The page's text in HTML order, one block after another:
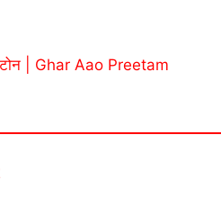
| Ghar Aao Preetam